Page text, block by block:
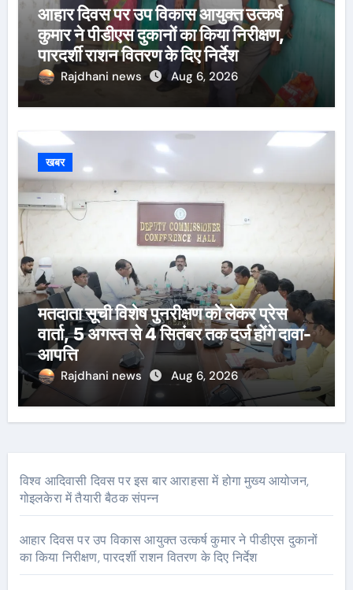
आहार दिवस पर उप विकास आयुक्त उत्कर्ष
कुमार ने पीडीएस दुकानों का किया निरीक्षण,
पारदर्शी राशन वितरण के दिए निर्देश
Rajdhani news Aug 6, 2026
खबर
मतदाता सूची विशेष पुनरीक्षण को लेकर प्रेस
वार्ता, 5 अगस्त से 4 सितंबर तक दर्ज होंगे दावा-
आपत्ति
Rajdhani news Aug 6, 2026
विश्व आदिवासी दिवस पर इस बार आराहसा में होगा मुख्य आयोजन,
गोइलकेरा में तैयारी बैठक संपन्न
आहार दिवस पर उप विकास आयुक्त उत्कर्ष कुमार ने पीडीएस दुकानों
का किया निरीक्षण, पारदर्शी राशन वितरण के दिए निर्देश